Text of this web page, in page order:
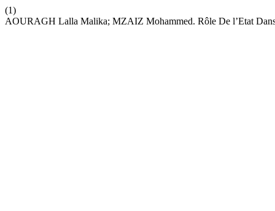
(1)
AOURAGH Lalla Malika; MZAIZ Mohammed. Rôle De l’Etat